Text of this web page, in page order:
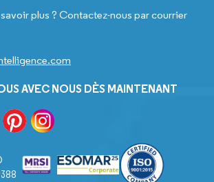
plus ? Contactez-nous par courrier
AVEC NOUS DÈS MAINTENANT